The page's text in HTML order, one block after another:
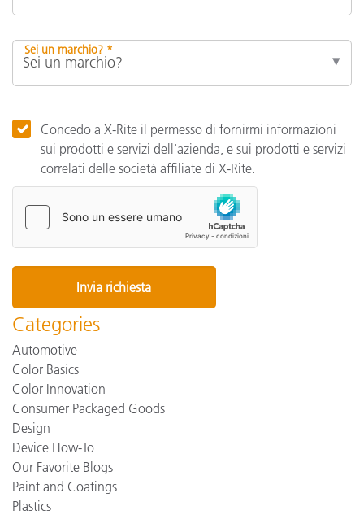
Sei un marchio? *
Concedo a X-Rite il permesso di fornirmi informazioni
sui prodotti e servizi dell'azienda, e sui prodotti e servizi
correlati delle società affiliate di X-Rite.
Categories
Automotive
Color Basics
Color Innovation
Consumer Packaged Goods
Design
Device How-To
Our Favorite Blogs
Paint and Coatings
Plastics